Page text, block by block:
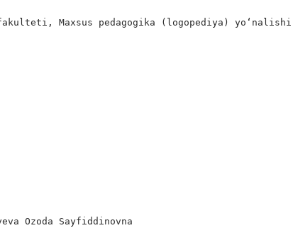
Maxsus pedagogika (logopediya) yo‘nalishi
Ozoda Sayfiddinovna